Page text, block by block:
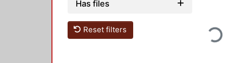
Has files
Reset filters Loading...